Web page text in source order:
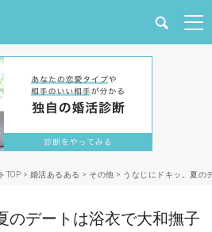
TOP > 婚活あるある > その他 > うなじにドキッ。夏の
のデートは浴衣で大和撫子